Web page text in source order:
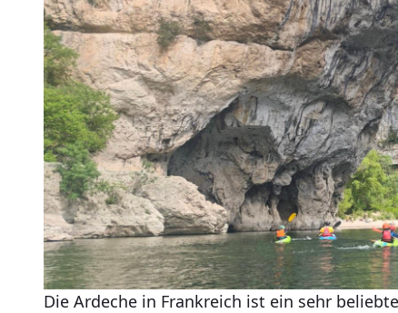
Die Ardeche in Frankreich ist ein sehr